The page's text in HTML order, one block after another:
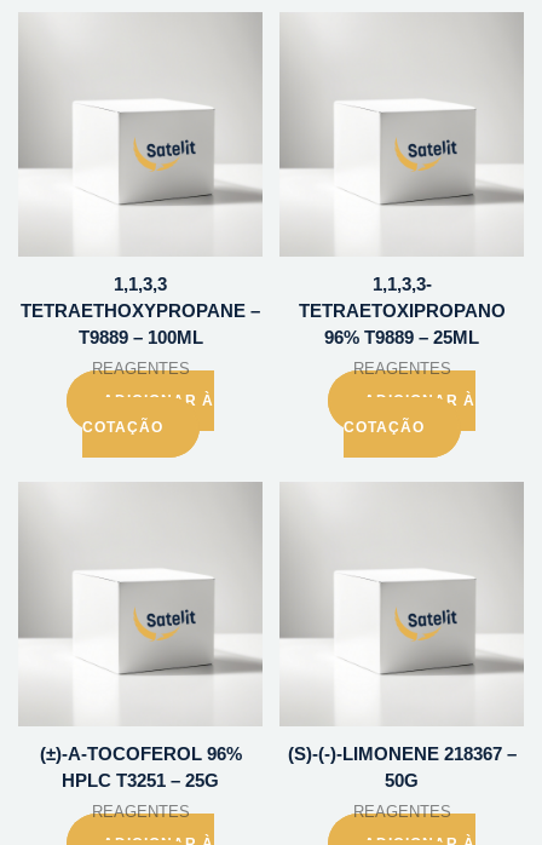
1,1,3,3
TETRAETHOXYPROPANE –
T9889 – 100ML
REAGENTES
ADICIONAR À
COTAÇÃO
1,1,3,3-
TETRAETOXIPROPANO
96% T9889 – 25ML
REAGENTES
ADICIONAR À
COTAÇÃO
(±)-A-TOCOFEROL 96%
HPLC T3251 – 25G
REAGENTES
(S)-(-)-LIMONENE 218367 –
50G
REAGENTES